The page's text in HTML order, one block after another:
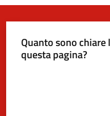
Quanto sono
questa pagina?